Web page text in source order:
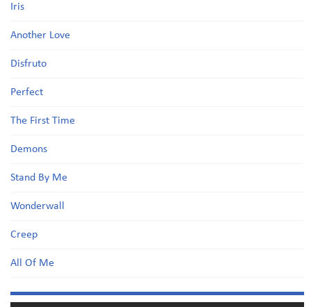
Iris
Another Love
Disfruto
Perfect
The First Time
Demons
Stand By Me
Wonderwall
Creep
All Of Me